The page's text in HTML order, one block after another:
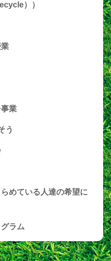
））
業
う
めている人達の希望に
ラム